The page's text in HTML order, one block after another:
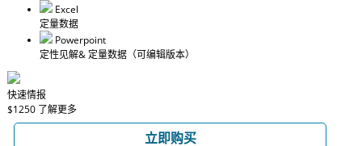
Excel
定量数据
Powerpoint
定性见解& 定量数据 （可编辑版本）
快速情报
$1250 了解更多
立即购买